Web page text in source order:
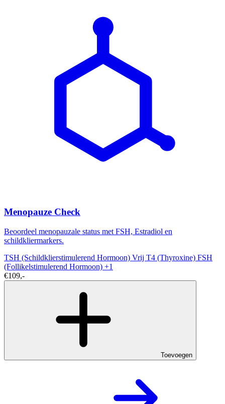
Menopauze Check
Beoordeel menopauzale status met FSH, Estradiol en
schildkliermarkers.
TSH (Schildklierstimulerend Hormoon) Vrij T4 (Thyroxine) FSH
(Follikelstimulerend Hormoon) +1
€109,-
Toevoegen